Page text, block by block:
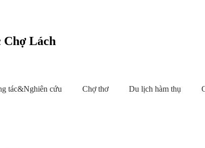
Chợ Lách
tác&Nghiên cứu Chợ thơ Du lịch hàm thụ